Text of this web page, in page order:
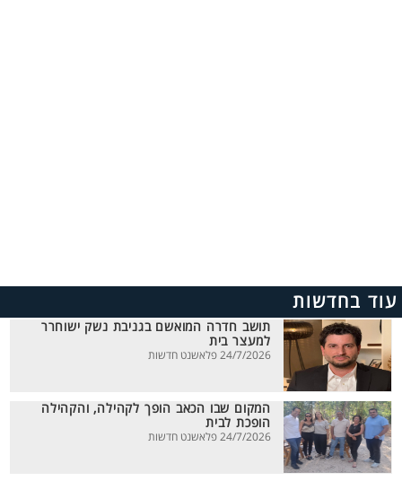
עוד בחדשות
תושב חדרה המואשם בגניבת נשק ישוחרר
למעצר בית
24/7/2026 פלאשנט חדשות
המקום שבו הכאב הופך לקהילה, והקהילה
הופכת לבית
24/7/2026 פלאשנט חדשות